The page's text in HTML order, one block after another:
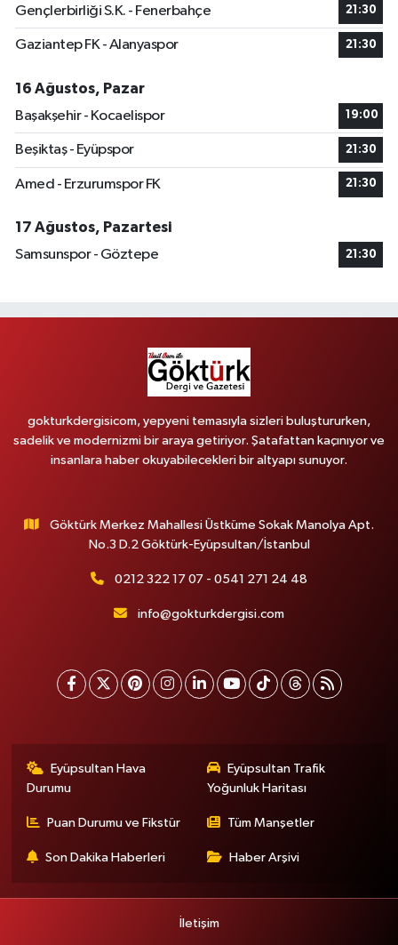
Gençlerbirliği S.K. - Fenerbahçe 21:30
Gaziantep FK - Alanyaspor 21:30
16 Ağustos, Pazar
Başakşehir - Kocaelispor
19:00
Beşiktaş - Eyüpspor 21:30
Amed - Erzurumspor FK 21:30
17 Ağustos, Pazartesi
Samsunspor - Göztepe
21:30
gokturkdergisicom, yepyeni temasıyla sizleri buluştururken,
sadelik ve modernizmi bir araya getiriyor. Şatafattan kaçınıyor ve
insanlara haber okuyabilecekleri bir altyapı sunuyor.
Göktürk Merkez Mahallesi Üstküme Sokak Manolya Apt.
No.3 D.2 Göktürk-Eyüpsultan/İstanbul
0212 322 17 07 - 0541 271 24 48
info@gokturkdergisi.com
Eyüpsultan Hava
Durumu
Eyüpsultan Trafik
Yoğunluk Haritası
Puan Durumu ve Fikstür Tüm Manşetler
Son Dakika Haberleri Haber Arşivi
İletişim